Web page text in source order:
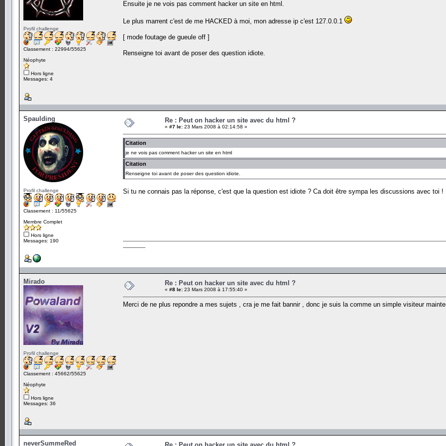
Profil challenge
Classement : 22994/55625
Néophyte
Hors ligne
Messages: 4
Ensuite je ne vois pas comment hacker un site en html.
Le plus marrent c'est de me HACKED à moi, mon adresse ip c'est 127.0.0.1
[ mode foutage de gueule off ]
Renseigne toi avant de poser des question idiote.
Spaulding
Profil challenge
Classement : 11/55625
Membre Complet
Hors ligne
Messages: 190
Re : Peut on hacker un site avec du html ?
« #7 le: 23 Mars 2008 à 02:14:58 »
Citation
je ne vois pas comment hacker un site en html
Citation
Renseigne toi avant de poser des question idiote.
Si tu ne connais pas la réponse, c'est que la question est idiote ? Ca doit être sympa les discussions avec toi !
---------------
Mirado
Profil challenge
Classement : 45662/55625
Néophyte
Hors ligne
Messages: 36
Re : Peut on hacker un site avec du html ?
« #8 le: 23 Mars 2008 à 17:55:40 »
Merci de ne plus repondre a mes sujets , cra je me fait bannir , donc je suis la comme un simple visiteur
neverSummeRed